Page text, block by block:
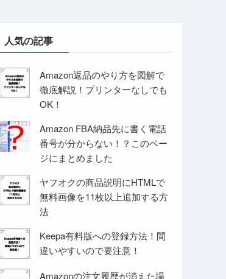
人気の記事
Amazon返品のやり方を図解で
徹底解説！プリンターなしでも
OK！
Amazon FBA納品先に書く電話
番号が分からない！？このペー
ジにまとめました
ヤフオクの商品説明にHTMLで
無料画像を11枚以上追加する方
法
Keepa有料版への登録方法！間
違いやすいので要注意！
Amazonの注文履歴が消えた場